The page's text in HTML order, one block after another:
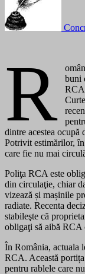
R
buni
RCA
dintre acestea ocupă
Potrivit estimărilor,
care fie nu mai
Poliţa RCA este
din circulaţie, chiar
vizează și mașinile
radiate. Recenta
stabileşte că
obligaţi să aibă RCA
În România, actuala
RCA. Această
pentru rablele care